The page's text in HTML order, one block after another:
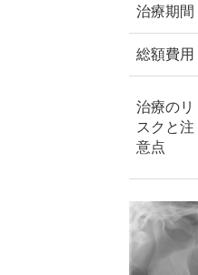
治療期間
総額費用
治療のリ
スクと注
意点